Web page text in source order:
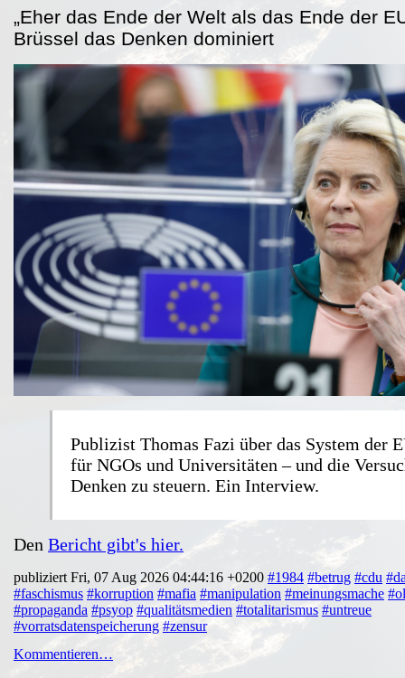
„Eher das Ende der Welt als das Ende der
Brüssel das Denken dominiert
Publizist Thomas Fazi über das System der
für NGOs und Universitäten – und die
Denken zu steuern. Ein Interview.
Den Bericht gibt's hier.
publiziert Fri, 07 Aug 2026 04:44:16 +0200 #1984 #betrug #cdu
#faschismus #korruption #mafia #manipulation #meinungsmache
#propaganda #psyop #qualitätsmedien #totalitarismus #untreue
#vorratsdatenspeicherung #zensur
Kommentieren…